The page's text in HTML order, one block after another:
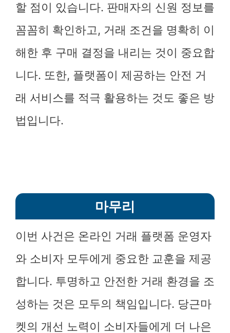
할 점이 있습니다. 판매자의 신원 정보를
꼼꼼히 확인하고, 거래 조건을 명확히 이
해한 후 구매 결정을 내리는 것이 중요합
니다. 또한, 플랫폼이 제공하는 안전 거
래 서비스를 적극 활용하는 것도 좋은 방
법입니다.
마무리
이번 사건은 온라인 거래 플랫폼 운영자
와 소비자 모두에게 중요한 교훈을 제공
합니다. 투명하고 안전한 거래 환경을 조
성하는 것은 모두의 책임입니다. 당근마
켓의 개선 노력이 소비자들에게 더 나은